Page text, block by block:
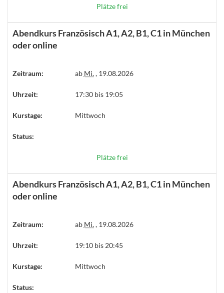
Plätze frei
Abendkurs Französisch A1, A2, B1, C1 in München
oder online
Zeitraum: ab Mi., 19.08.2026
Uhrzeit: 17:30 bis 19:05
Kurstage: Mittwoch
Status:
Plätze frei
Abendkurs Französisch A1, A2, B1, C1 in München
oder online
Zeitraum: ab Mi., 19.08.2026
Uhrzeit: 19:10 bis 20:45
Kurstage: Mittwoch
Status: